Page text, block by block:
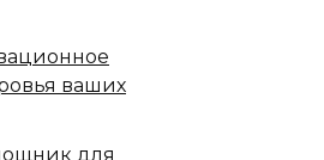
ваших
для